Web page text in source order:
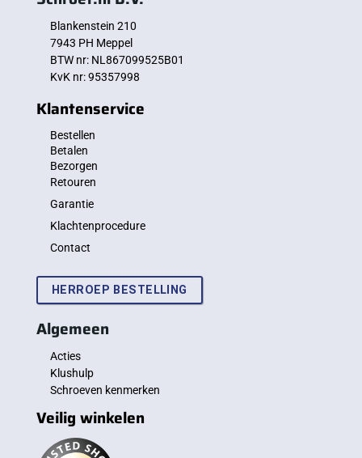
Blankenstein 210
7943 PH Meppel
BTW nr: NL867099525B01
KvK nr: 95357998
Klantenservice
Bestellen
Betalen
Bezorgen
Retouren
Garantie
Klachtenprocedure
Contact
HERROEP BESTELLING
Algemeen
Acties
Klushulp
Schroeven kenmerken
Veilig winkelen